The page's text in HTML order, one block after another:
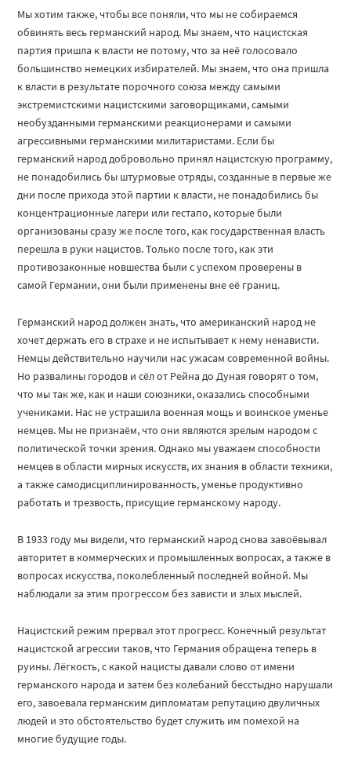
Мы хотим также, чтобы все поняли, что мы не собираемся
обвинять весь германский народ. Мы знаем, что нацистская
партия пришла к власти не потому, что за неё голосовало
большинство немецких избирателей. Мы знаем, что она пришла
к власти в результате порочного союза между самыми
экстремистскими нацистскими заговорщиками, самыми
необузданными германскими реакционерами и самыми
агрессивными германскими милитаристами. Если бы
германский народ добровольно принял нацистскую программу,
не понадобились бы штурмовые отряды, созданные в первые же
дни после прихода этой партии к власти, не понадобились бы
концентрационные лагери или гестапо, которые были
организованы сразу же после того, как государственная власть
перешла в руки нацистов. Только после того, как эти
противозаконные новшества были с успехом проверены в
самой Германии, они были применены вне её границ.
Германский народ должен знать, что американский народ не
хочет держать его в страхе и не испытывает к нему ненависти.
Немцы действительно научили нас ужасам современной войны.
Но развалины городов и сёл от Рейна до Дуная говорят о том,
что мы так же, как и наши союзники, оказались способными
учениками. Нас не устрашила военная мощь и воинское уменье
немцев. Мы не признаём, что они являются зрелым народом с
политической точки зрения. Однако мы уважаем способности
немцев в области мирных искусств, их знания в области техники,
а также самодисциплинированность, уменье продуктивно
работать и трезвость, присущие германскому народу.
В 1933 году мы видели, что германский народ снова завоёвывал
авторитет в коммерческих и промышленных вопросах, а также в
вопросах искусства, поколебленный последней войной. Мы
наблюдали за этим прогрессом без зависти и злых мыслей.
Нацистский режим прервал этот прогресс. Конечный результат
нацистской агрессии таков, что Германия обращена теперь в
руины. Лёгкость, с какой нацисты давали слово от имени
германского народа и затем без колебаний бесстыдно нарушали
его, завоевала германским дипломатам репутацию двуличных
людей и это обстоятельство будет служить им помехой на
многие будущие годы.